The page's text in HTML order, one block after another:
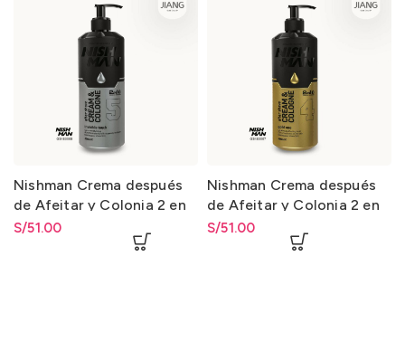
Nishman Crema después
de Afeitar y Colonia 2 en
1-5 After Shave Cream &
Cologne 2 in 1-5 400ml.
S/51.00
Nishman Crema después
de Afeitar y Colonia 2 en
1-4 / After Shave Cream &
Cologne 2 in 1-4 400ml.
S/51.00